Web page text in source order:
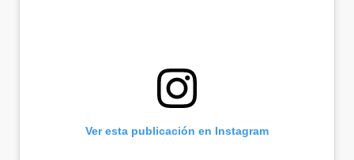
Ver esta publicación en Instagram